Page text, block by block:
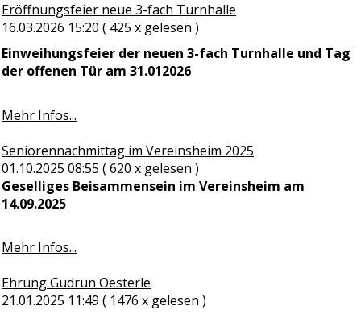
Eröffnungsfeier neue 3-fach Turnhalle
16.03.2026 15:20 ( 425 x gelesen )
Einweihungsfeier der neuen 3-fach Turnhalle und Tag
der offenen Tür am 31.012026
Mehr Infos...
Seniorennachmittag im Vereinsheim 2025
01.10.2025 08:55 ( 620 x gelesen )
Geselliges Beisammensein im Vereinsheim am
14.09.2025
Mehr Infos...
Ehrung Gudrun Oesterle
21.01.2025 11:49 ( 1476 x gelesen )